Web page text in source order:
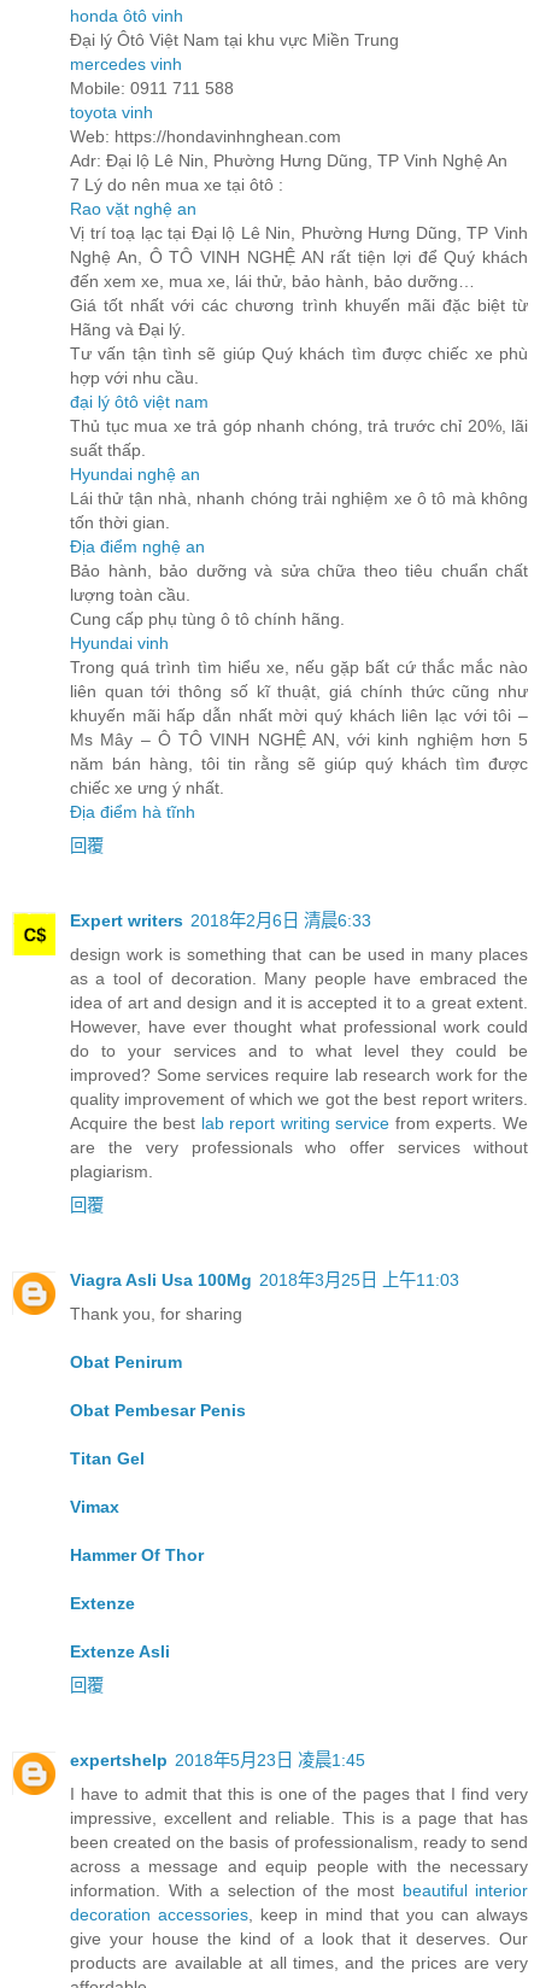
honda ôtô vinh
Đại lý Ôtô Việt Nam tại khu vực Miền Trung
mercedes vinh
Mobile: 0911 711 588
toyota vinh
Web: https://hondavinhnghean.com
Adr: Đại lộ Lê Nin, Phường Hưng Dũng, TP Vinh Nghệ An
7 Lý do nên mua xe tại ôtô :
Rao vặt nghệ an
Vị trí toạ lạc tại Đại lộ Lê Nin, Phường Hưng Dũng, TP Vinh
Nghệ An, Ô TÔ VINH NGHỆ AN rất tiện lợi để Quý khách
đến xem xe, mua xe, lái thử, bảo hành, bảo dưỡng…
Giá tốt nhất với các chương trình khuyến mãi đặc biệt từ
Hãng và Đại lý.
Tư vấn tận tình sẽ giúp Quý khách tìm được chiếc xe phù
hợp với nhu cầu.
đại lý ôtô việt nam
Thủ tục mua xe trả góp nhanh chóng, trả trước chỉ 20%, lãi
suất thấp.
Hyundai nghệ an
Lái thử tận nhà, nhanh chóng trải nghiệm xe ô tô mà không
tốn thời gian.
Địa điểm nghệ an
Bảo hành, bảo dưỡng và sửa chữa theo tiêu chuẩn chất
lượng toàn cầu.
Cung cấp phụ tùng ô tô chính hãng.
Hyundai vinh
Trong quá trình tìm hiểu xe, nếu gặp bất cứ thắc mắc nào
liên quan tới thông số kĩ thuật, giá chính thức cũng như
khuyến mãi hấp dẫn nhất mời quý khách liên lạc với tôi –
Ms Mây – Ô TÔ VINH NGHỆ AN, với kinh nghiệm hơn 5
năm bán hàng, tôi tin rằng sẽ giúp quý khách tìm được
chiếc xe ưng ý nhất.
Địa điểm hà tĩnh
回覆
Expert writers 2018年2月6日 清晨6:33
design work is something that can be used in many places
as a tool of decoration. Many people have embraced the
idea of art and design and it is accepted it to a great extent.
However, have ever thought what professional work could
do to your services and to what level they could be
improved? Some services require lab research work for the
quality improvement of which we got the best report writers.
Acquire the best lab report writing service from experts. We
are the very professionals who offer services without
plagiarism.
回覆
Viagra Asli Usa 100Mg 2018年3月25日 上午11:03
Thank you, for sharing
Obat Penirum
Obat Pembesar Penis
Titan Gel
Vimax
Hammer Of Thor
Extenze
Extenze Asli
回覆
expertshelp 2018年5月23日 凌晨1:45
I have to admit that this is one of the pages that I find very
impressive, excellent and reliable. This is a page that has
been created on the basis of professionalism, ready to send
across a message and equip people with the necessary
information. With a selection of the most beautiful interior
decoration accessories , keep in mind that you can always
give your house the kind of a look that it deserves. Our
products are available at all times, and the prices are very